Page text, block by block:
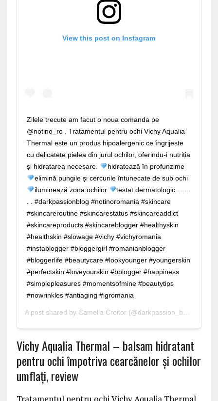
View this post on Instagram
Zilele trecute am facut o noua comanda pe
@notino_ro . Tratamentul pentru ochi Vichy Aqualia
Thermal este un produs hipoalergenic ce îngrijește
cu delicatețe pielea din jurul ochilor, oferindu-i nutriția
și hidratarea necesare.
hidratează în profunzime
elimină pungile și cercurile întunecate de sub ochi
iluminează zona ochilor
testat dermatologic . . . .
. . #darkpassionblog #notinoromania #skincare
#skincareroutine #skincarestatus #skincareaddict
#skincareproducts #skincareblogger #healthyskin
#healthskin #slowage #vichy #vichyromania
#instablogger #bloggergirl #romanianblogger
#bloggerlife #beautycare #lookyounger #youngerskin
#perfectskin #loveyourskin #bblogger #happiness
#simplepleasures #momentsofmine #beautytips
#nowrinkles #antiaging #igromania
A post shared by Camelia Croitor (@darkpassion_beautyblog) on
Vichy Aqualia Thermal – balsam hidratant
pentru ochi împotriva cearcănelor și ochilor
umflați, review
Tratamentul pentru ochi Vichy Aqualia Thermal